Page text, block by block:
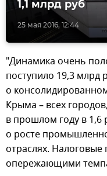
25 мая 2016, 12:44
1,1 млрд руб
"Динамика очень
поступило 19,3 млрд
о
Крыма – всех
в прошлом году в 1,6
о росте
отраслях. Налоговые
опережающими